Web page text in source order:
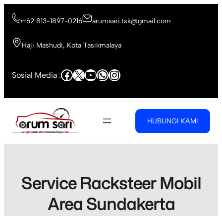
+62 813-1897-0216 arumsari.tsk@gmail.com
Haji Mashudi, Kota Tasikmalaya
Sosial Media :Facebook
X YouTube
WhatsApp
Instagram
HUBUNGI KAMI
Service Racksteer Mobil
Area Sundakerta